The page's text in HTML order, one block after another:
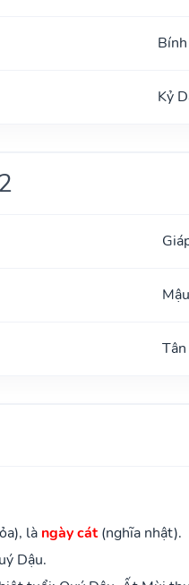
Kỷ
là ngày cát(nghĩa nhật).
Dậu.